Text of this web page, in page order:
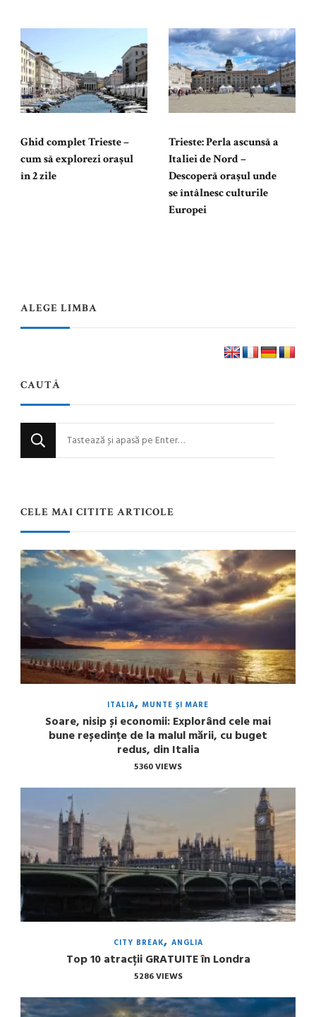
Ghid complet Trieste –
cum să explorezi orașul
în 2 zile
Trieste: Perla ascunsă a
Italiei de Nord –
Descoperă orașul unde
se întâlnesc culturile
Europei
ALEGE LIMBA
CAUTĂ
Cauți
ceva?
CELE MAI CITITE ARTICOLE
ITALIA MUNTE ȘI MARE
Soare, nisip și economii: Explorând cele mai
bune reședințe de la malul mării, cu buget
redus, din Italia
5360 VIEWS
CITY BREAK ANGLIA
Top 10 atracții GRATUITE în Londra
5286 VIEWS